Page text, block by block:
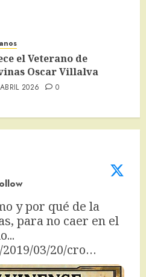
el Veterano de
Oscar Villalva
2026 0
y por qué de la
para no caer en el
03/20/cro…